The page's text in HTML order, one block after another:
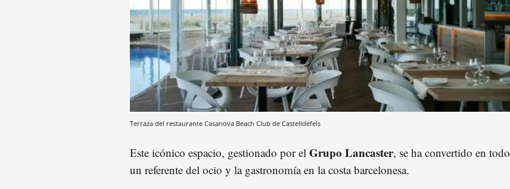
Terraza del restaurante Casanova Beach Club de Castelldefels
Este icónico espacio, gestionado por el Grupo Lancaster, se ha convertido en todo
un referente del ocio y la gastronomía en la costa barcelonesa.